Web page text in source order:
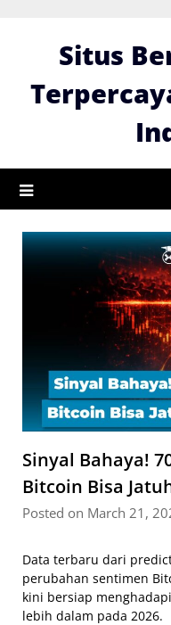
Situs
Sinyal Bahaya!
Bitcoin Bisa
Posted on March 21,
Data terbaru dari
perubahan sentimen
kini bersiap
lebih dalam pada 2026.